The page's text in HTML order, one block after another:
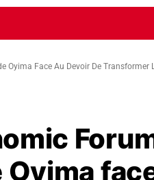
Oyima Face Au Devoir De Transformer